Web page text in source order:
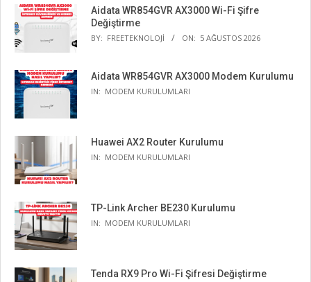
Aidata WR854GVR AX3000 Wi-Fi Şifre
Değiştirme
BY: FREETEKNOLOJI ON: 5 AĞUSTOS 2026
Aidata WR854GVR AX3000 Modem Kurulumu
IN: MODEM KURULUMLARI
Huawei AX2 Router Kurulumu
IN: MODEM KURULUMLARI
TP-Link Archer BE230 Kurulumu
IN: MODEM KURULUMLARI
Tenda RX9 Pro Wi-Fi Şifresi Değiştirme